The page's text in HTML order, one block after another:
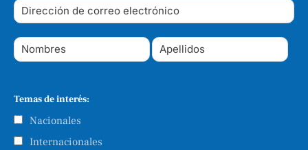
Temas de interés:
Nacionales
Internacionales